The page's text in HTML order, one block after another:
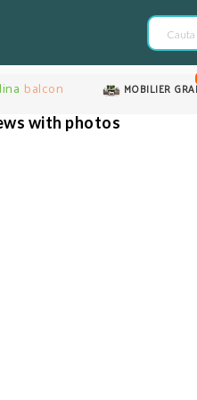
balcon MOBILIER
with photos